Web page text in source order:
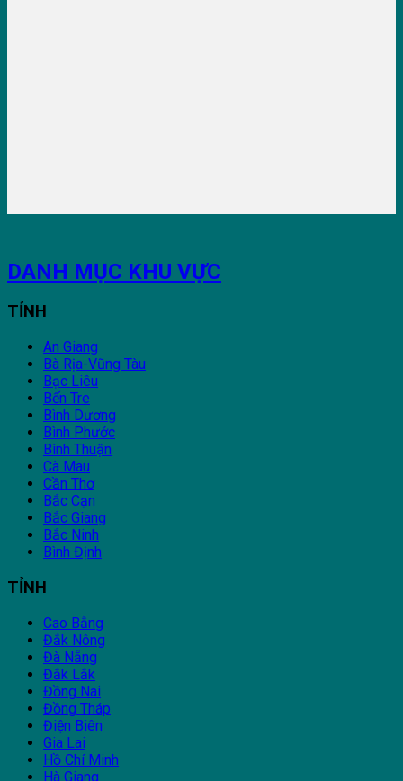
DANH MỤC KHU VỰC
TỈNH
An Giang
Bà Rịa-Vũng Tàu
Bạc Liêu
Bến Tre
Bình Dương
Bình Phước
Bình Thuận
Cà Mau
Cần Thơ
Bắc Cạn
Bắc Giang
Bắc Ninh
Bình Định
TỈNH
Cao Bằng
Đắk Nông
Đà Nẵng
Đắk Lắk
Đồng Nai
Đồng Tháp
Điện Biên
Gia Lai
Hồ Chí Minh
Hà Giang